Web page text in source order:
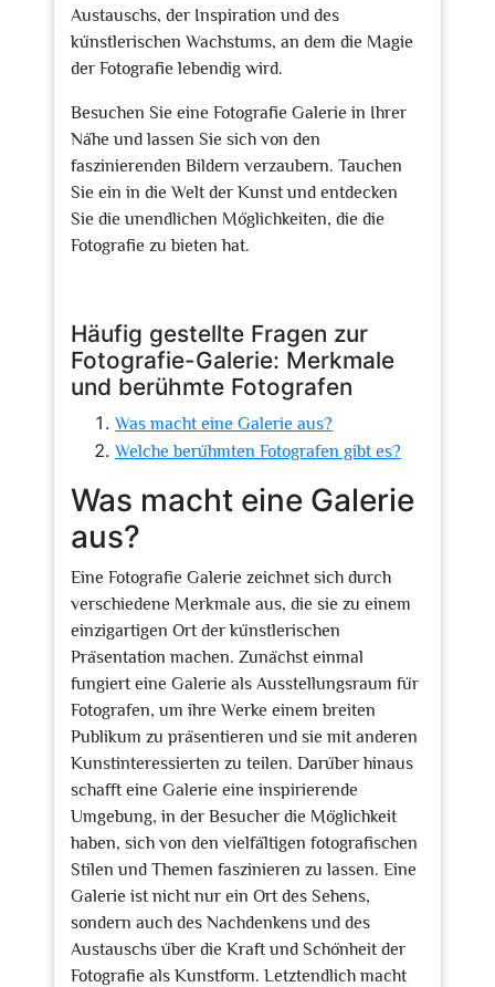
Austauschs, der Inspiration und des
künstlerischen Wachstums, an dem die Magie
der Fotografie lebendig wird.
Besuchen Sie eine Fotografie Galerie in Ihrer
Nähe und lassen Sie sich von den
faszinierenden Bildern verzaubern. Tauchen
Sie ein in die Welt der Kunst und entdecken
Sie die unendlichen Möglichkeiten, die die
Fotografie zu bieten hat.
Häufig gestellte Fragen zur
Fotografie-Galerie: Merkmale
und berühmte Fotografen
Was macht eine Galerie aus?
Welche berühmten Fotografen gibt es?
Was macht eine Galerie
aus?
Eine Fotografie Galerie zeichnet sich durch
verschiedene Merkmale aus, die sie zu einem
einzigartigen Ort der künstlerischen
Präsentation machen. Zunächst einmal
fungiert eine Galerie als Ausstellungsraum für
Fotografen, um ihre Werke einem breiten
Publikum zu präsentieren und sie mit anderen
Kunstinteressierten zu teilen. Darüber hinaus
schafft eine Galerie eine inspirierende
Umgebung, in der Besucher die Möglichkeit
haben, sich von den vielfältigen fotografischen
Stilen und Themen faszinieren zu lassen. Eine
Galerie ist nicht nur ein Ort des Sehens,
sondern auch des Nachdenkens und des
Austauschs über die Kraft und Schönheit der
Fotografie als Kunstform. Letztendlich macht